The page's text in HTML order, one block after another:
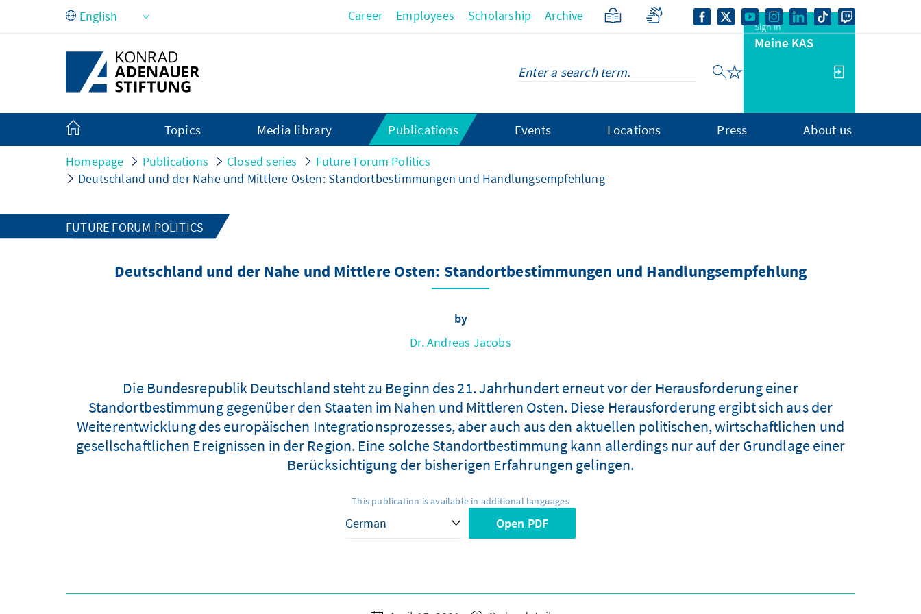
Skip to Main Content Career Employees Scholarship Archive
Sign in
Meine KAS
Topics Media library Publications Events Locations Press About us
Homepage Publications Closed series
Future Forum Politics
Deutschland und der Nahe und Mittlere Osten: Standortbestimmungen und Handlungsempfehlung
FUTURE FORUM POLITICS
Deutschland und der Nahe und Mittlere Osten: Standortbestimmungen und Handlungsempfehlung
by
Dr. Andreas Jacobs
Die Bundesrepublik Deutschland steht zu Beginn des 21. Jahrhundert erneut vor der Herausforderung einer
Standortbestimmung gegenüber den Staaten im Nahen und Mittleren Osten. Diese Herausforderung ergibt sich aus der
Weiterentwicklung des europäischen Integrationsprozesses, aber auch aus den aktuellen politischen, wirtschaftlichen und
gesellschaftlichen Ereignissen in der Region. Eine solche Standortbestimmung kann allerdings nur auf der Grundlage einer
Berücksichtigung der bisherigen Erfahrungen gelingen.
This publication is available in additional languages
Open PDF